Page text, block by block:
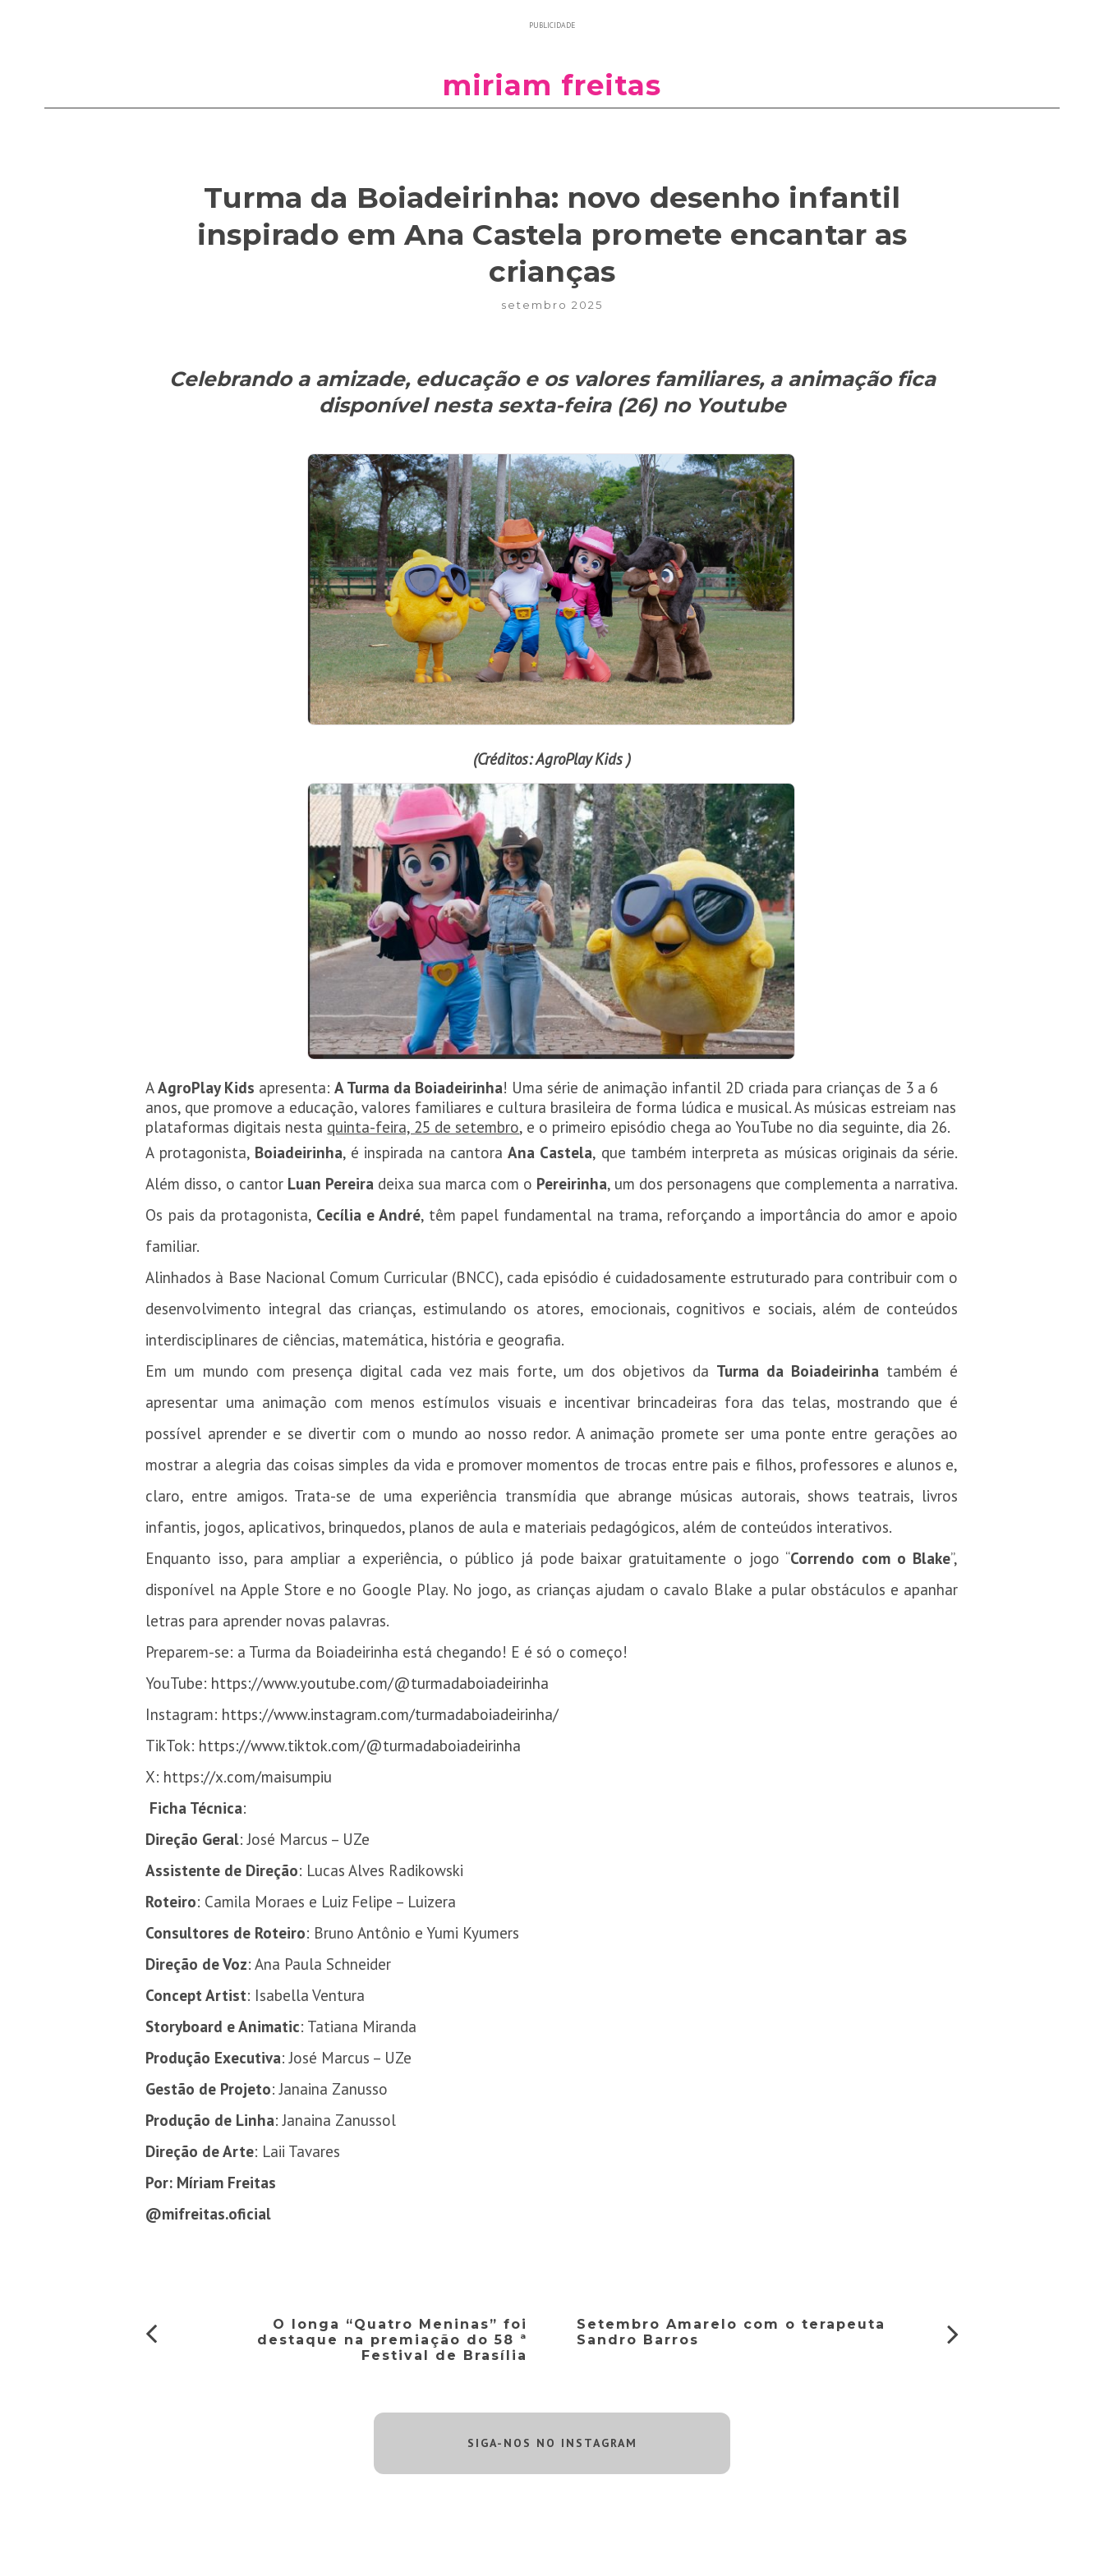
PUBLICIDADE
miriam freitas
Turma da Boiadeirinha: novo desenho infantil
inspirado em Ana Castela promete encantar as
crianças
setembro 2025
Celebrando a amizade, educação e os valores familiares, a animação fica
disponível nesta sexta-feira (26) no Youtube
(Créditos: AgroPlay Kids )
AAgroPlay Kids apresenta:A Turma da Boiadeirinha! Uma série de animação infantil 2D criada para crianças de 3 a 6
anos, que promove a educação, valores familiares e cultura brasileira de forma lúdica e musical. As músicas estreiam nas
plataformas digitais nesta quinta-feira, 25 de setembro, e o primeiro episódio chega ao YouTube no dia seguinte, dia 26.
A protagonista, Boiadeirinha, é inspirada na cantoraAna Castela, que também interpreta as músicas originais da série.
Além disso, o cantor Luan Pereira deixa sua marca com o Pereirinha, um dos personagens que complementa a narrativa.
Os pais da protagonista, Cecília e André, têm papel fundamental na trama, reforçando a importância do amor e apoio
familiar.
Alinhados à Base Nacional Comum Curricular (BNCC), cada episódio é cuidadosamente estruturado para contribuir com o
desenvolvimento integral das crianças, estimulando os atores, emocionais, cognitivos e sociais, além de conteúdos
interdisciplinares de ciências, matemática, história e geografia.
Em um mundo com presença digital cada vez mais forte, um dos objetivos da Turma da Boiadeirinha também é
apresentar uma animação com menos estímulos visuais e incentivar brincadeiras fora das telas, mostrando que é
possível aprender e se divertir com o mundo ao nosso redor. A animação promete ser uma ponte entre gerações ao
mostrar a alegria das coisas simples da vida e promover momentos de trocas entre pais e filhos, professores e alunos e,
claro, entre amigos. Trata-se de uma experiência transmídia que abrange músicas autorais, shows teatrais, livros
infantis, jogos, aplicativos, brinquedos, planos de aula e materiais pedagógicos, além de conteúdos interativos.
Enquanto isso, para ampliar a experiência, o público já pode baixar gratuitamente o jogo “Correndo com o Blake”,
disponível na Apple Store e no Google Play. No jogo, as crianças ajudam o cavalo Blake a pular obstáculos e apanhar
letras para aprender novas palavras.
Preparem-se: a Turma da Boiadeirinha está chegando! E é só o começo!
YouTube: https://www.youtube.com/@turmadaboiadeirinha
Instagram: https://www.instagram.com/turmadaboiadeirinha/
TikTok: https://www.tiktok.com/@turmadaboiadeirinha
X: https://x.com/maisumpiu
Ficha Técnica:
Direção Geral: José Marcus – UZe
Assistente de Direção: Lucas Alves Radikowski
Roteiro: Camila Moraes e Luiz Felipe – Luizera
Consultores de Roteiro: Bruno Antônio e Yumi Kyumers
Direção de Voz: Ana Paula Schneider
Concept Artist: Isabella Ventura
Storyboard e Animatic: Tatiana Miranda
Produção Executiva: José Marcus – UZe
Gestão de Projeto: Janaina Zanusso
Produção de Linha: Janaina Zanussol
Direção de Arte: Laii Tavares
Por: Míriam Freitas
@mifreitas.oficial
O longa “Quatro Meninas” foi
destaque na premiação do 58 ª
Festival de Brasília
Setembro Amarelo com o terapeuta
Sandro Barros
SIGA-NOS NO INSTAGRAM